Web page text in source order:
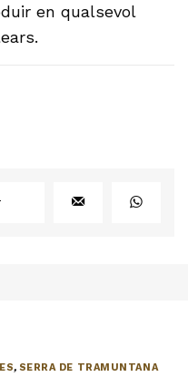
en qualsevol
, SERRA DE TRAMUNTANA